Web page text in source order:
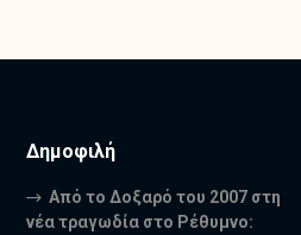
Δημοφιλή
Από το Δοξαρό του 2007 στη
νέα τραγωδία στο Ρέθυμνο: